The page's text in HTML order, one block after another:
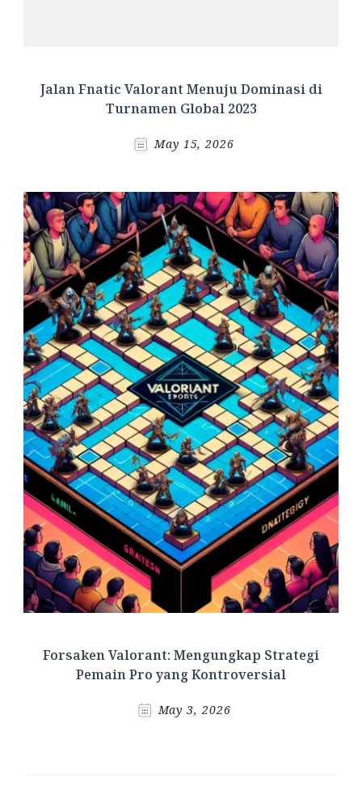
Jalan Fnatic Valorant Menuju Dominasi di
Turnamen Global 2023
May 15, 2026
Forsaken Valorant: Mengungkap Strategi
Pemain Pro yang Kontroversial
May 3, 2026